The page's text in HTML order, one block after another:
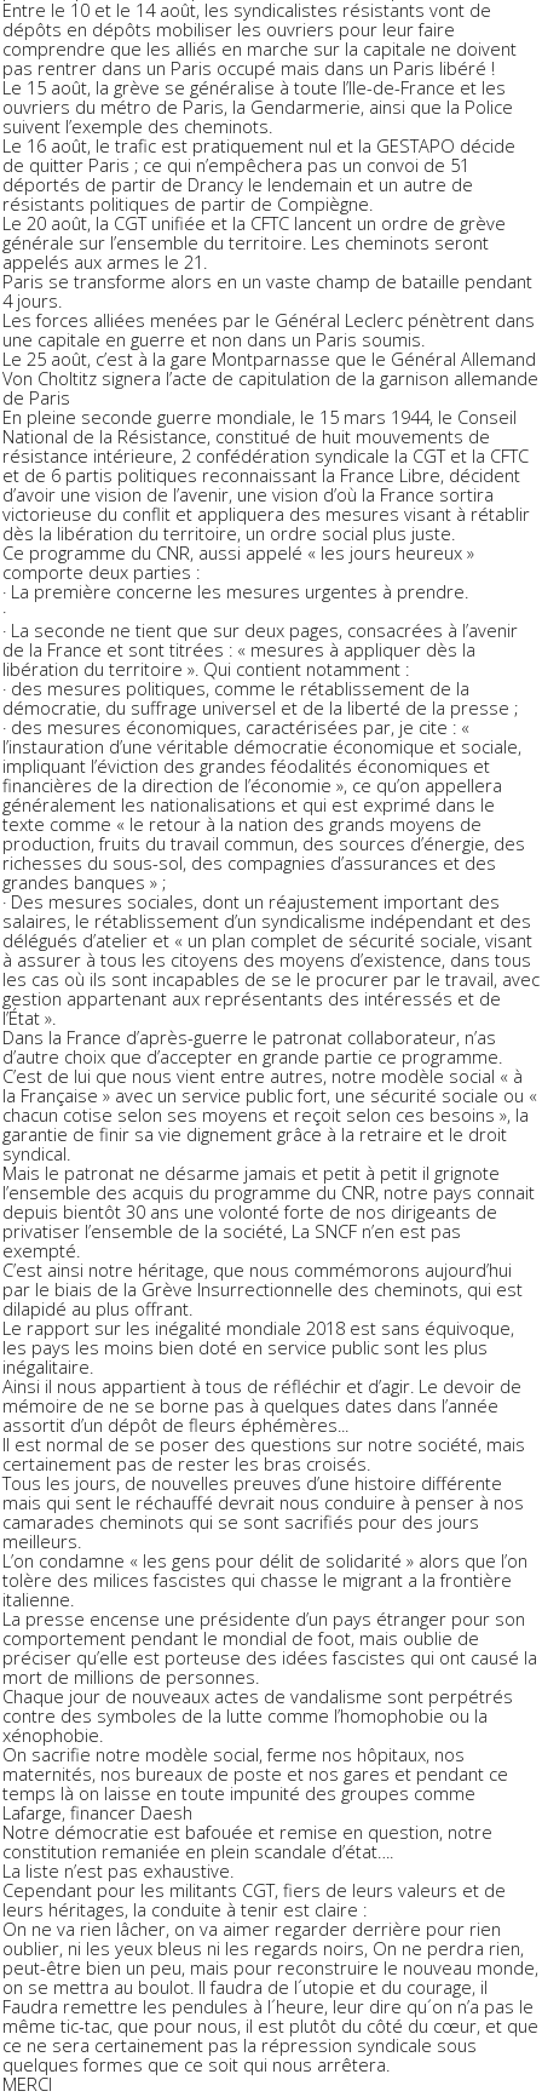
Entre le 10 et le 14 août, les syndicalistes résistants vont de
dépôts en dépôts mobiliser les ouvriers pour leur faire
comprendre que les alliés en marche sur la capitale ne doivent
pas rentrer dans un Paris occupé mais dans un Paris libéré !
Le 15 août, la grève se généralise à toute l’Ile-de-France et les
ouvriers du métro de Paris, la Gendarmerie, ainsi que la Police
suivent l’exemple des cheminots.
Le 16 août, le trafic est pratiquement nul et la GESTAPO décide
de quitter Paris ; ce qui n’empêchera pas un convoi de 51
déportés de partir de Drancy le lendemain et un autre de
résistants politiques de partir de Compiègne.
Le 20 août, la CGT unifiée et la CFTC lancent un ordre de grève
générale sur l’ensemble du territoire. Les cheminots seront
appelés aux armes le 21.
Paris se transforme alors en un vaste champ de bataille pendant
4 jours.
Les forces alliées menées par le Général Leclerc pénètrent dans
une capitale en guerre et non dans un Paris soumis.
Le 25 août, c’est à la gare Montparnasse que le Général Allemand
Von Choltitz signera l’acte de capitulation de la garnison allemande
de Paris
En pleine seconde guerre mondiale, le 15 mars 1944, le Conseil
National de la Résistance, constitué de huit mouvements de
résistance intérieure, 2 confédération syndicale la CGT et la CFTC
et de 6 partis politiques reconnaissant la France Libre, décident
d’avoir une vision de l’avenir, une vision d’où la France sortira
victorieuse du conflit et appliquera des mesures visant à rétablir
dès la libération du territoire, un ordre social plus juste.
Ce programme du CNR, aussi appelé « les jours heureux »
comporte deux parties :
· La première concerne les mesures urgentes à prendre.
·
· La seconde ne tient que sur deux pages, consacrées à l’avenir
de la France et sont titrées : « mesures à appliquer dès la
libération du territoire ». Qui contient notamment :
· des mesures politiques, comme le rétablissement de la
démocratie, du suffrage universel et de la liberté de la presse ;
· des mesures économiques, caractérisées par, je cite : «
l’instauration d’une véritable démocratie économique et sociale,
impliquant l’éviction des grandes féodalités économiques et
financières de la direction de l’économie », ce qu’on appellera
généralement les nationalisations et qui est exprimé dans le
texte comme « le retour à la nation des grands moyens de
production, fruits du travail commun, des sources d’énergie, des
richesses du sous-sol, des compagnies d’assurances et des
grandes banques » ;
· Des mesures sociales, dont un réajustement important des
salaires, le rétablissement d’un syndicalisme indépendant et des
délégués d’atelier et « un plan complet de sécurité sociale, visant
à assurer à tous les citoyens des moyens d’existence, dans tous
les cas où ils sont incapables de se le procurer par le travail, avec
gestion appartenant aux représentants des intéressés et de
l’État ».
Dans la France d’après-guerre le patronat collaborateur, n’as
d’autre choix que d’accepter en grande partie ce programme.
C’est de lui que nous vient entre autres, notre modèle social « à
la Française » avec un service public fort, une sécurité sociale ou «
chacun cotise selon ses moyens et reçoit selon ces besoins », la
garantie de finir sa vie dignement grâce à la retraire et le droit
syndical.
Mais le patronat ne désarme jamais et petit à petit il grignote
l’ensemble des acquis du programme du CNR, notre pays connait
depuis bientôt 30 ans une volonté forte de nos dirigeants de
privatiser l’ensemble de la société, La SNCF n’en est pas
exempté.
C’est ainsi notre héritage, que nous commémorons aujourd’hui
par le biais de la Grève Insurrectionnelle des cheminots, qui est
dilapidé au plus offrant.
Le rapport sur les inégalité mondiale 2018 est sans équivoque,
les pays les moins bien doté en service public sont les plus
inégalitaire.
Ainsi il nous appartient à tous de réfléchir et d’agir. Le devoir de
mémoire de ne se borne pas à quelques dates dans l’année
assortit d’un dépôt de fleurs éphémères...
Il est normal de se poser des questions sur notre société, mais
certainement pas de rester les bras croisés.
Tous les jours, de nouvelles preuves d’une histoire différente
mais qui sent le réchauffé devrait nous conduire à penser à nos
camarades cheminots qui se sont sacrifiés pour des jours
meilleurs.
L’on condamne « les gens pour délit de solidarité » alors que l’on
tolère des milices fascistes qui chasse le migrant a la frontière
italienne.
La presse encense une présidente d’un pays étranger pour son
comportement pendant le mondial de foot, mais oublie de
préciser qu’elle est porteuse des idées fascistes qui ont causé la
mort de millions de personnes.
Chaque jour de nouveaux actes de vandalisme sont perpétrés
contre des symboles de la lutte comme l’homophobie ou la
xénophobie.
On sacrifie notre modèle social, ferme nos hôpitaux, nos
maternités, nos bureaux de poste et nos gares et pendant ce
temps là on laisse en toute impunité des groupes comme
Lafarge, financer Daesh
Notre démocratie est bafouée et remise en question, notre
constitution remaniée en plein scandale d’état….
La liste n’est pas exhaustive.
Cependant pour les militants CGT, fiers de leurs valeurs et de
leurs héritages, la conduite à tenir est claire :
On ne va rien lâcher, on va aimer regarder derrière pour rien
oublier, ni les yeux bleus ni les regards noirs, On ne perdra rien,
peut-être bien un peu, mais pour reconstruire le nouveau monde,
on se mettra au boulot. Il faudra de l´utopie et du courage, il
Faudra remettre les pendules à l´heure, leur dire qu´on n’a pas le
même tic-tac, que pour nous, il est plutôt du côté du cœur, et que
ce ne sera certainement pas la répression syndicale sous
quelques formes que ce soit qui nous arrêtera.
MERCI